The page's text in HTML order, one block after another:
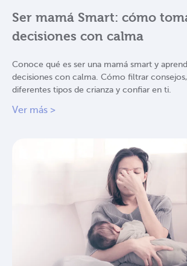
Ser mamá Smart: cómo
decisiones con calma
Conoce qué es ser una mamá smart y
decisiones con calma. Cómo filtrar
diferentes tipos de crianza y confiar en ti.
Ver más >